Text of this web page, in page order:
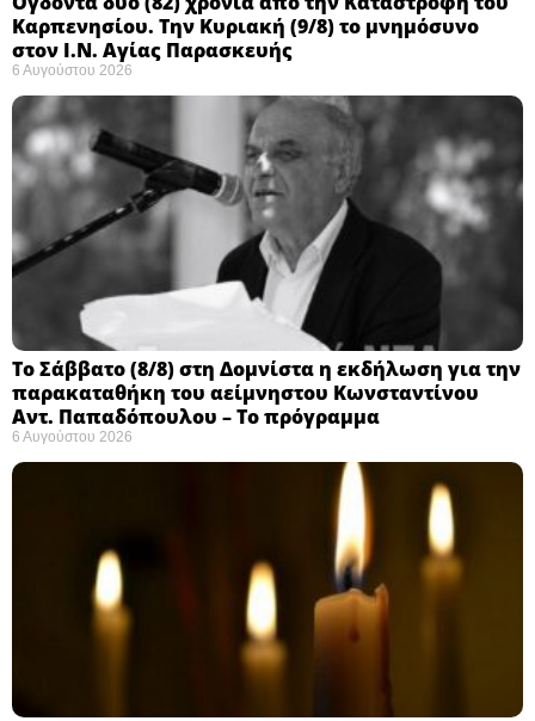
Καρπενησίου. Την Κυριακή (9/8) το μνημόσυνο
στον Ι.Ν. Αγίας Παρασκευής
6 Αυγούστου 2026
Το Σάββατο (8/8) στη Δομνίστα η εκδήλωση για την
παρακαταθήκη του αείμνηστου Κωνσταντίνου
Αντ. Παπαδόπουλου – Το πρόγραμμα
6 Αυγούστου 2026